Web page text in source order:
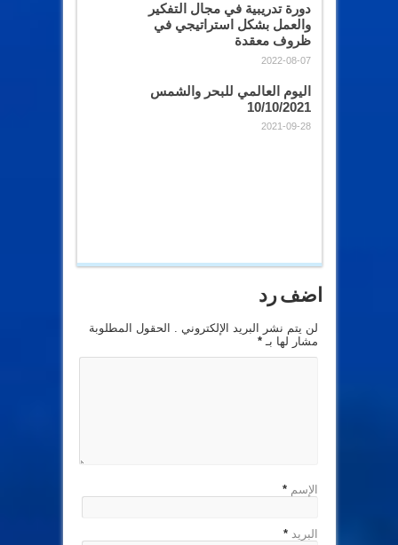
دورة تدريبية في مجال التفكير
والعمل بشكل استراتيجي في
ظروف معقدة
2022-08-07
اليوم العالمي للبحر والشمس
10/10/2021
2021-09-28
اضف رد
لن يتم نشر البريد الإلكتروني . الحقول المطلوبة
مشار لها بـ*
الإسم *
البريد *